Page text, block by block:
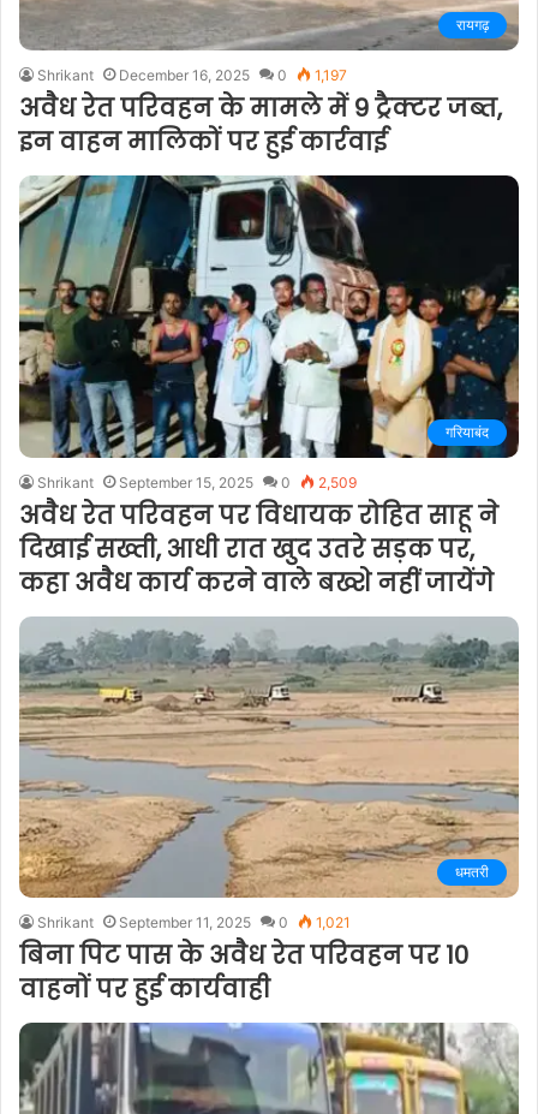
रायगढ़
Shrikant December 16, 2025 0 1,197
अवैध रेत परिवहन के मामले में 9 ट्रैक्टर जब्त,
इन वाहन मालिकों पर हुई कार्रवाई
गरियाबंद
Shrikant September 15, 2025 0 2,509
अवैध रेत परिवहन पर विधायक रोहित साहू ने
दिखाई सख्ती, आधी रात खुद उतरे सड़क पर,
कहा अवैध कार्य करने वाले बख्शे नहीं जायेंगे
धमतरी
Shrikant September 11, 2025 0 1,021
बिना पिट पास के अवैध रेत परिवहन पर 10
वाहनों पर हुई कार्यवाही